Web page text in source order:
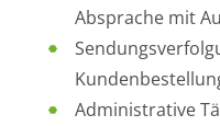
Absprache mit
Administrative